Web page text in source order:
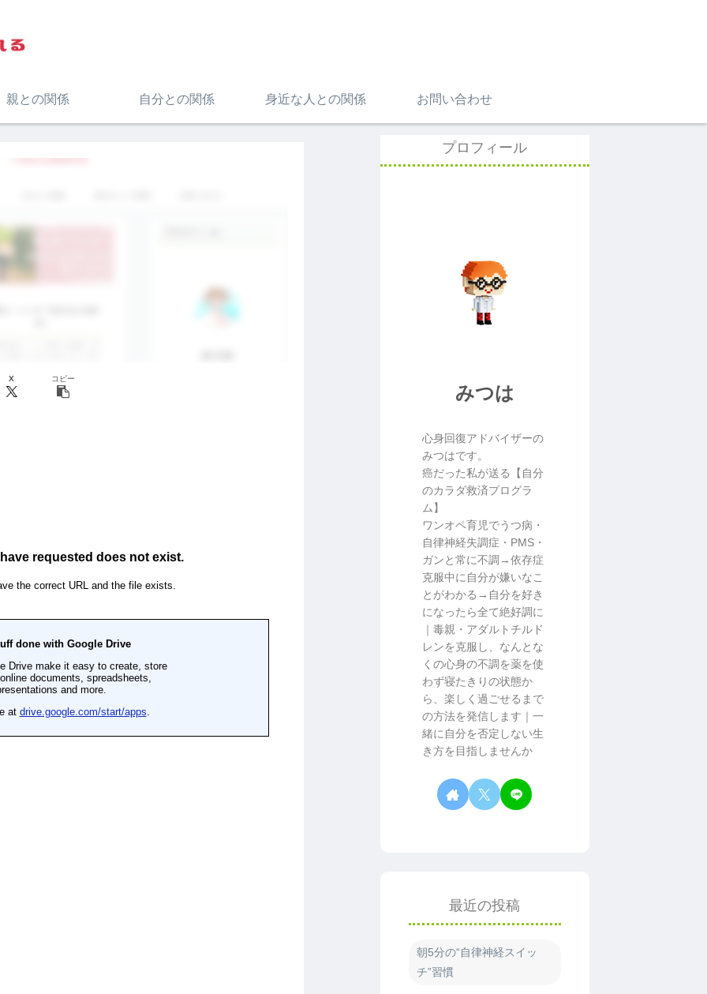
親との関係 自分との関係 身近な人との関係 お問い合わせ
X コピー
プロフィール
みつは
心身回復アドバイザーの
みつはです。
癌だった私が送る【自分
のカラダ救済プログラ
ム】
ワンオペ育児でうつ病・
自律神経失調症・PMS・
ガンと常に不調→依存症
克服中に自分が嫌いなこ
とがわかる→自分を好き
になったら全て絶好調に
｜毒親・アダルトチルド
レンを克服し、なんとな
くの心身の不調を薬を使
わず寝たきりの状態か
ら、楽しく過ごせるまで
の方法を発信します｜一
緒に自分を否定しない生
き方を目指しませんか
最近の投稿
朝5分の“自律神経スイッ
チ”習慣